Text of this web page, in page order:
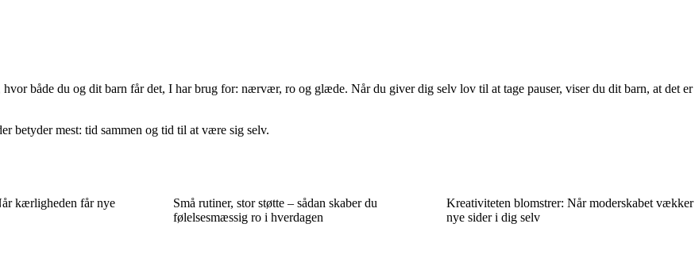
både du og dit barn får det, I har brug for: nærvær, ro og glæde. Når du giver dig selv lov til at tage pauser, viser du dit barn, at det er
betyder mest: tid sammen og tid til at være sig selv.
kærligheden får nye
Små rutiner, stor støtte – sådan skaber du
følelsesmæssig ro i hverdagen
Kreativiteten blomstrer: Når moderskabet vækker
nye sider i dig selv